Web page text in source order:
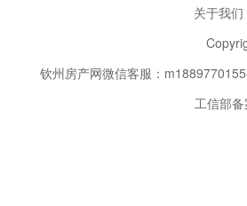
关于我们
钦州房产网微信客服：
工信部